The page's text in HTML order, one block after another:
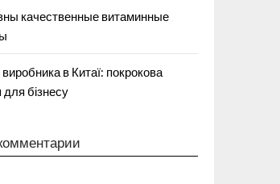
качественные витаминные
в Китаї: покрокова
для бізнесу